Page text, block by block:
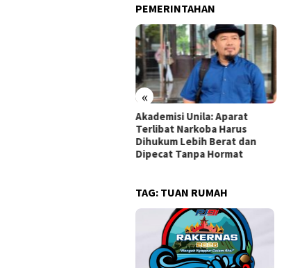
PEMERINTAHAN
«
Akademisi Unila: Aparat
Terlibat Narkoba Harus
Dihukum Lebih Berat dan
Dipecat Tanpa Hormat
TAG: TUAN RUMAH